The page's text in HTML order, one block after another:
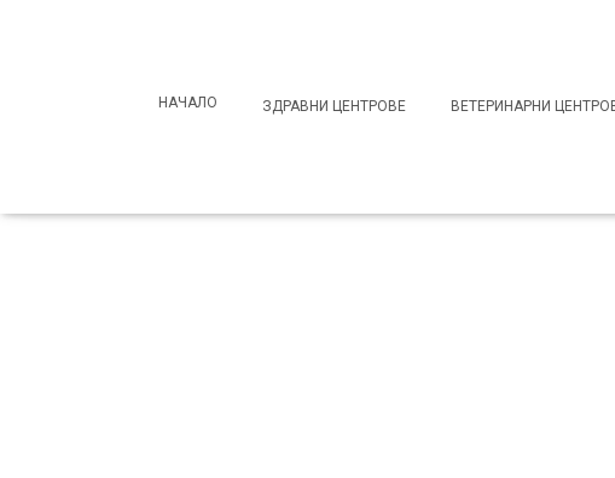
НАЧАЛО ЗДРАВНИ ЦЕНТРОВЕ ВЕТЕРИНАРНИ